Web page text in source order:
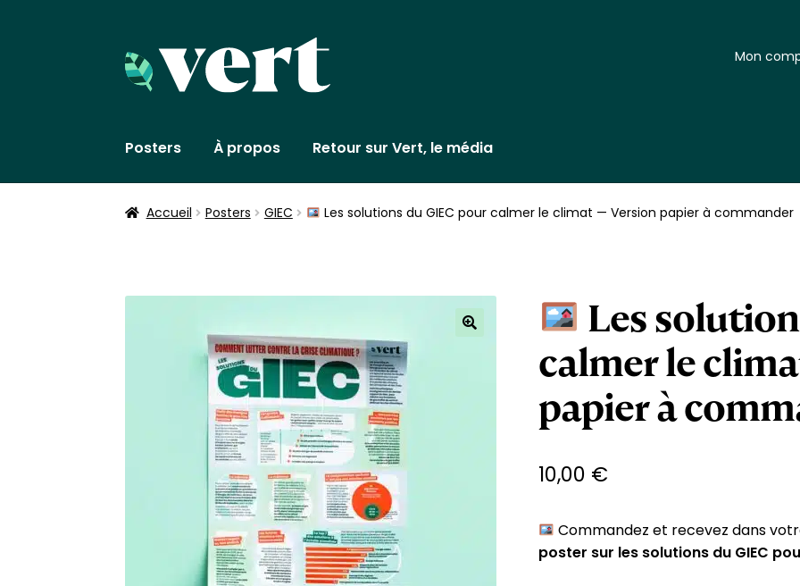
Aller
à
Aller
au
contenu
Mon
Posters À propos Retour sur Vert, le média
Accueil Posters GIEC Les solutions du GIEC pour calmer le climat — Version papier à commander
Les
calmer le
papier à
10,00 €
Commandez et recevez dans
poster sur les solutions du GIEC